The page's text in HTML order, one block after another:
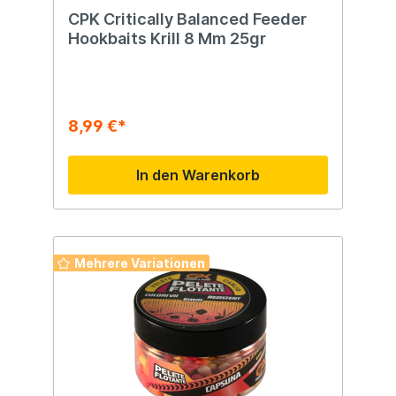
CPK Critically Balanced Feeder
Hookbaits Krill 8 Mm 25gr
8,99 €*
In den Warenkorb
Mehrere Variationen